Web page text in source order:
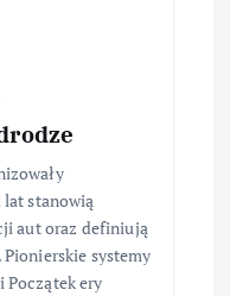
lat stanowią
aut oraz definiują
systemy
ery